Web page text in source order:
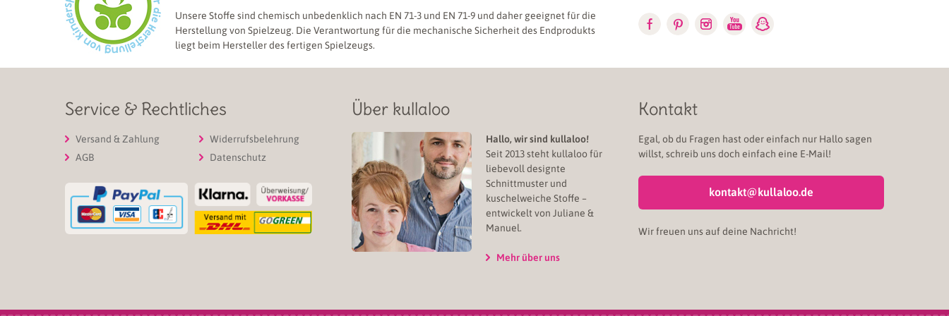
Unsere Stoffe sind chemisch unbedenklich nach EN 71-3 und EN 71-9 und daher geeignet für die
Herstellung von Spielzeug. Die Verantwortung für die mechanische Sicherheit des Endprodukts
liegt beim Hersteller des fertigen Spielzeugs.
Service & Rechtliches
Versand & Zahlung
AGB
Widerrufsbelehrung
Datenschutz
Über kullaloo
Hallo, wir sind kullaloo!
Seit 2013 steht kullaloo für
liebevoll designte
Schnittmuster und
kuschelweiche Stoffe –
entwickelt von Juliane &
Manuel.
Mehr über uns
Kontakt
Egal, ob du Fragen hast oder einfach nur Hallo sagen
willst, schreib uns doch einfach eine E-Mail!
kontakt@kullaloo.de
Wir freuen uns auf deine Nachricht!